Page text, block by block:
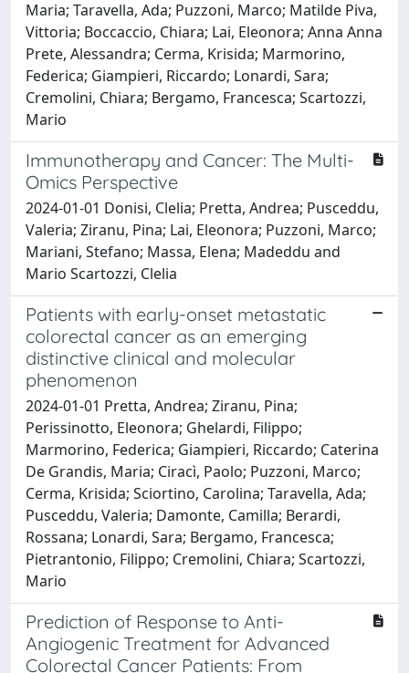
Maria; Taravella, Ada; Puzzoni, Marco; Matilde Piva,
Vittoria; Boccaccio, Chiara; Lai, Eleonora; Anna Anna
Prete, Alessandra; Cerma, Krisida; Marmorino,
Federica; Giampieri, Riccardo; Lonardi, Sara;
Cremolini, Chiara; Bergamo, Francesca; Scartozzi,
Mario
Immunotherapy and Cancer: The Multi-
Omics Perspective
2024-01-01 Donisi, Clelia; Pretta, Andrea; Pusceddu,
Valeria; Ziranu, Pina; Lai, Eleonora; Puzzoni, Marco;
Mariani, Stefano; Massa, Elena; Madeddu and
Mario Scartozzi, Clelia
Patients with early-onset metastatic
colorectal cancer as an emerging
distinctive clinical and molecular
phenomenon
2024-01-01 Pretta, Andrea; Ziranu, Pina;
Perissinotto, Eleonora; Ghelardi, Filippo;
Marmorino, Federica; Giampieri, Riccardo; Caterina
De Grandis, Maria; Ciracì, Paolo; Puzzoni, Marco;
Cerma, Krisida; Sciortino, Carolina; Taravella, Ada;
Pusceddu, Valeria; Damonte, Camilla; Berardi,
Rossana; Lonardi, Sara; Bergamo, Francesca;
Pietrantonio, Filippo; Cremolini, Chiara; Scartozzi,
Mario
Prediction of Response to Anti-
Angiogenic Treatment for Advanced
Colorectal Cancer Patients: From